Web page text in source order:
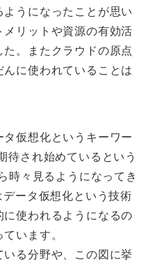
うになったことが思い
リットや資源の有効活
。またクラウドの原点
に使われていることは
仮想化というキーワー
待され始めているという
時々見るようになってき
ータ仮想化という技術
使われるようになるの
います。
る分野や、この図に挙